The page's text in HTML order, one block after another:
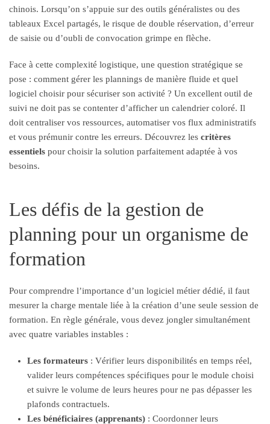
chinois. Lorsqu’on s’appuie sur des outils généralistes ou des
tableaux Excel partagés, le risque de double réservation, d’erreur
de saisie ou d’oubli de convocation grimpe en flèche.
Face à cette complexité logistique, une question stratégique se
pose : comment gérer les plannings de manière fluide et quel
logiciel choisir pour sécuriser son activité ? Un excellent outil de
suivi ne doit pas se contenter d’afficher un calendrier coloré. Il
doit centraliser vos ressources, automatiser vos flux administratifs
et vous prémunir contre les erreurs. Découvrez les critères
essentiels pour choisir la solution parfaitement adaptée à vos
besoins.
Les défis de la gestion de
planning pour un organisme de
formation
Pour comprendre l’importance d’un logiciel métier dédié, il faut
mesurer la charge mentale liée à la création d’une seule session de
formation. En règle générale, vous devez jongler simultanément
avec quatre variables instables :
Les formateurs : Vérifier leurs disponibilités en temps réel,
valider leurs compétences spécifiques pour le module choisi
et suivre le volume de leurs heures pour ne pas dépasser les
plafonds contractuels.
Les bénéficiaires (apprenants) : Coordonner leurs